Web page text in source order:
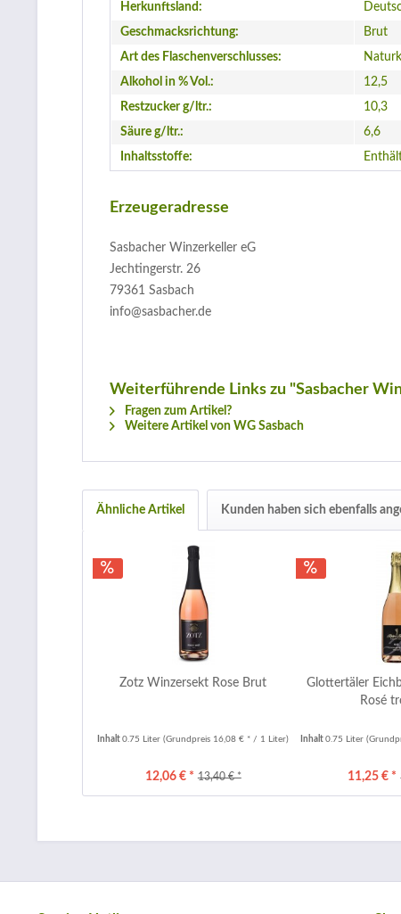
Herkunftsland:
Geschmacksrichtung:
Brut
Art des Flaschenverschlusses:
Alkohol in % Vol.:
12,5
Restzucker g/ltr.:
10,3
Säure g/ltr.:
6,6
Inhaltsstoffe:
Erzeugeradresse
Sasbacher Winzerkeller eG
Jechtingerstr. 26
79361 Sasbach
info@sasbacher.de
Weiterführende Links zu "Sasbacher
Fragen zum Artikel?
Weitere Artikel von WG Sasbach
Ähnliche Artikel Kunden haben sich ebenfalls
Zotz Winzersekt Rose Brut
Inhalt0.75 Liter(Grundpreis 16,08 € * / 1 Liter)
12,06 € * 13,40 € *
Glottertäler
Rosé
Inhalt 0.75 Liter
11,25 € *